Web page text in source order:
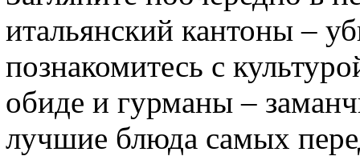
итальянский кантоны –
познакомитесь с
обиде и гурманы –
лучшие блюда самых